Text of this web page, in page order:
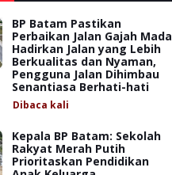
BP Batam Pastikan
Perbaikan Jalan Gajah Mada
Hadirkan Jalan yang Lebih
Berkualitas dan Nyaman,
Pengguna Jalan Dihimbau
Senantiasa Berhati-hati
Dibaca kali
Kepala BP Batam: Sekolah
Rakyat Merah Putih
Prioritaskan Pendidikan